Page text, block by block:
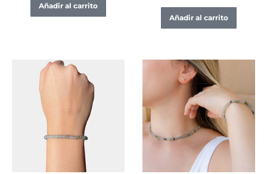
Añadir al carrito
Añadir al carrito